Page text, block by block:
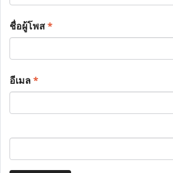
ชื่อผู้โพส*
อีเมล*